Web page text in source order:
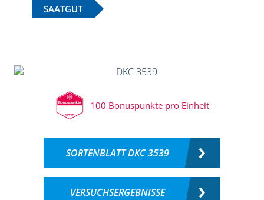
SAATGUT
100 Bonuspunkte pro Einheit
SORTENBLATT DKC 3539
VERSUCHSERGEBNISSE